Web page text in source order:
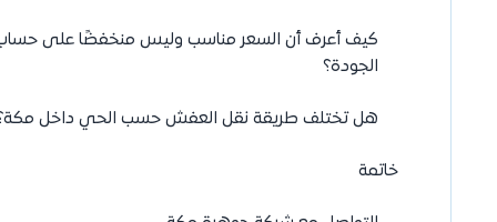
كيف أعرف أن السعر مناسب وليس منخفضًا على
الجودة؟
هل تختلف طريقة نقل العفش حسب الحي داخل
خاتمة